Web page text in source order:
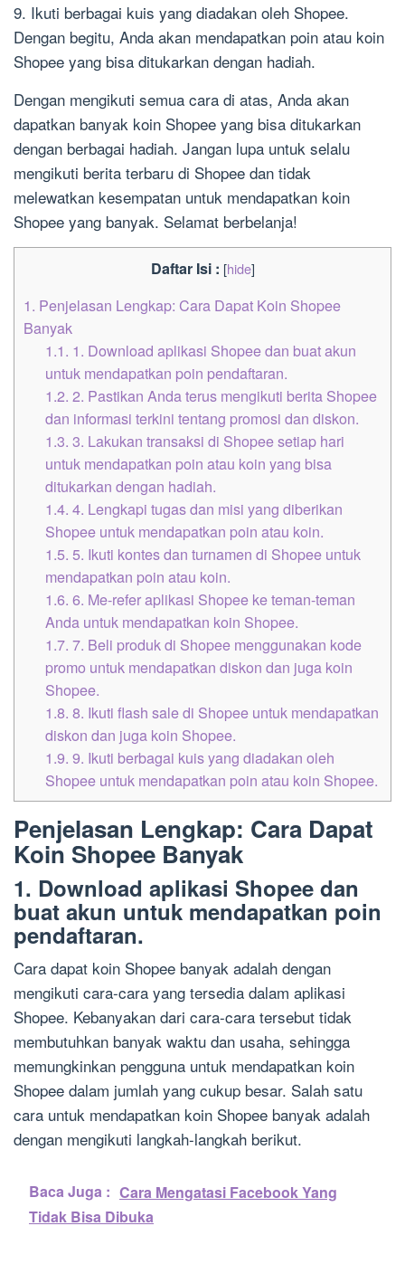
9. Ikuti berbagai kuis yang diadakan oleh Shopee.
Dengan begitu, Anda akan mendapatkan poin atau koin
Shopee yang bisa ditukarkan dengan hadiah.
Dengan mengikuti semua cara di atas, Anda akan
dapatkan banyak koin Shopee yang bisa ditukarkan
dengan berbagai hadiah. Jangan lupa untuk selalu
mengikuti berita terbaru di Shopee dan tidak
melewatkan kesempatan untuk mendapatkan koin
Shopee yang banyak. Selamat berbelanja!
Daftar Isi : [hide]
1. Penjelasan Lengkap: Cara Dapat Koin Shopee
Banyak
1.1. 1. Download aplikasi Shopee dan buat akun
untuk mendapatkan poin pendaftaran.
1.2. 2. Pastikan Anda terus mengikuti berita Shopee
dan informasi terkini tentang promosi dan diskon.
1.3. 3. Lakukan transaksi di Shopee setiap hari
untuk mendapatkan poin atau koin yang bisa
ditukarkan dengan hadiah.
1.4. 4. Lengkapi tugas dan misi yang diberikan
Shopee untuk mendapatkan poin atau koin.
1.5. 5. Ikuti kontes dan turnamen di Shopee untuk
mendapatkan poin atau koin.
1.6. 6. Me-refer aplikasi Shopee ke teman-teman
Anda untuk mendapatkan koin Shopee.
1.7. 7. Beli produk di Shopee menggunakan kode
promo untuk mendapatkan diskon dan juga koin
Shopee.
1.8. 8. Ikuti flash sale di Shopee untuk mendapatkan
diskon dan juga koin Shopee.
1.9. 9. Ikuti berbagai kuis yang diadakan oleh
Shopee untuk mendapatkan poin atau koin Shopee.
Penjelasan Lengkap: Cara Dapat
Koin Shopee Banyak
1. Download aplikasi Shopee dan
buat akun untuk mendapatkan poin
pendaftaran.
Cara dapat koin Shopee banyak adalah dengan
mengikuti cara-cara yang tersedia dalam aplikasi
Shopee. Kebanyakan dari cara-cara tersebut tidak
membutuhkan banyak waktu dan usaha, sehingga
memungkinkan pengguna untuk mendapatkan koin
Shopee dalam jumlah yang cukup besar. Salah satu
cara untuk mendapatkan koin Shopee banyak adalah
dengan mengikuti langkah-langkah berikut.
Baca Juga : Cara Mengatasi Facebook Yang
Tidak Bisa Dibuka